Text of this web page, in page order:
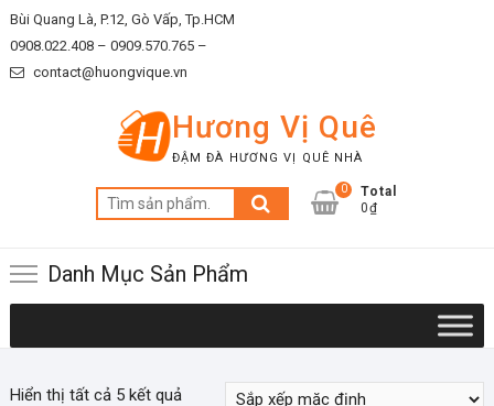
Skip
to
content
Bùi Quang Là, P.12, Gò Vấp, Tp.HCM
0908.022.408 – 0909.570.765 –
contact@huongvique.vn
Hương Vị Quê
ĐẬM ĐÀ HƯƠNG VỊ QUÊ NHÀ
Tìm
kiếm:
0
Total
0₫
Danh Mục Sản Phẩm
Hiển thị tất cả 5 kết quả